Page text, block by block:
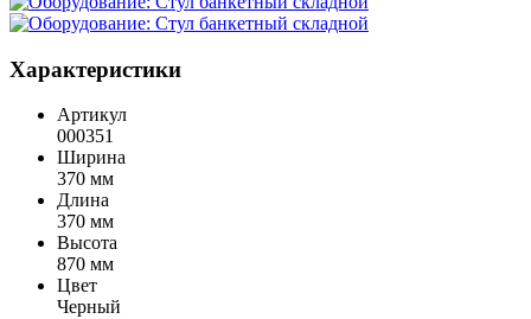
Характеристики
Артикул
000351
Ширина
370 мм
Длина
370 мм
Высота
870 мм
Цвет
Черный